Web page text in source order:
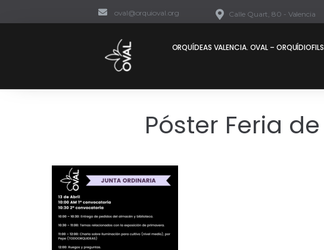
oval@orquioval.org Calle Quart, 80 - Valencia
ORQUÍDEAS VALENCIA. OVAL –
Póster Feria